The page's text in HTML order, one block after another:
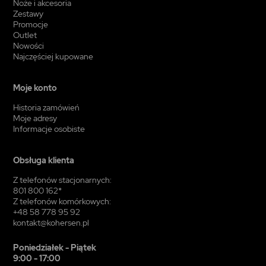
Noże i akcesoria
Zestawy
Promocje
Outlet
Nowości
Najczęściej kupowane
Moje konto
Historia zamówień
Moje adresy
Informacje osobiste
Obsługa klienta
Z telefonów stacjonarnych:
801 800 162*
Z telefonów komórkowych:
+48 58 778 95 92
kontakt@kohersen.pl
Poniedziałek - Piątek
9:00 - 17:00